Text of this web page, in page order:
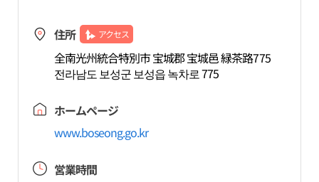
住所 アクセス
全南光州統合特別市 宝城郡 宝城邑 緑茶路775
전라남도 보성군 보성읍 녹차로 775
ホームページ
www.boseong.go.kr
営業時間